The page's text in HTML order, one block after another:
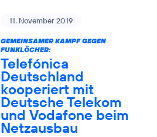
11. November 2019
GEMEINSAMER KAMPF GEGEN
FUNKLÖCHER:
Telefónica
Deutschland
kooperiert mit
Deutsche Telekom
und Vodafone beim
Netzausbau